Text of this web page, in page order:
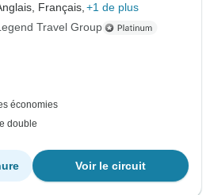
Français, +1 de plus
Travel Group
économies
double
Voir le circuit